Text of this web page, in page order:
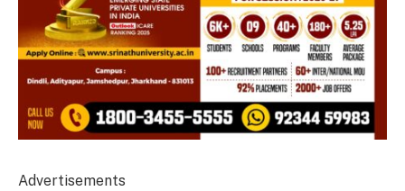
Advertisements